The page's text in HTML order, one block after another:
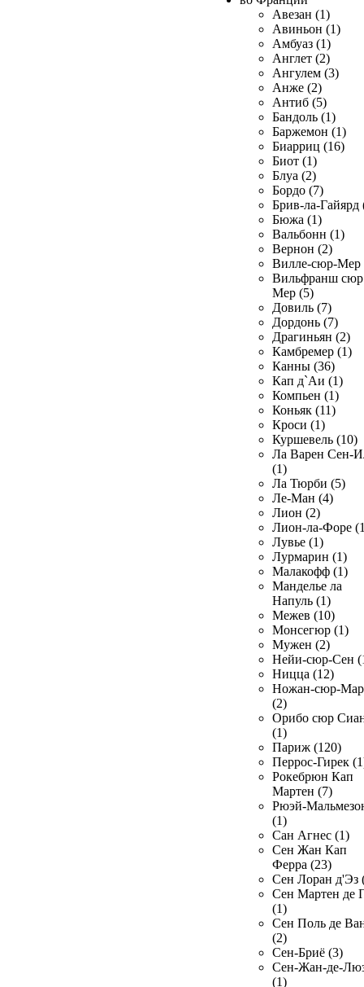
Авезан (1)
Авиньон (1)
Амбуаз (1)
Англет (2)
Ангулем (3)
Анже (2)
Антиб (5)
Бандоль (1)
Баржемон (1)
Биарриц (16)
Биот (1)
Блуа (2)
Бордо (7)
Брив-ла-Гайярд
Бюжа (1)
Вальбонн (1)
Вернон (2)
Вилле-сюр-Мер
Вильфранш сюр
Мер (5)
Довиль (7)
Дордонь (7)
Драгиньян (2)
Камбремер (1)
Канны (36)
Кап д`Аи (1)
Компьен (1)
Коньяк (11)
Кроси (1)
Куршевель (10)
Ла Варен Сен-
(1)
Ла Тюрби (5)
Ле-Ман (4)
Лион (2)
Лион-ла-Форе
Лувье (1)
Лурмарин (1)
Малакофф (1)
Манделье ла
Напуль (1)
Межев (10)
Монсегюр (1)
Мужен (2)
Нейи-сюр-Сен
Ницца (12)
Ножан-сюр-
(2)
Орибо сюр
(1)
Париж (120)
Перрос-Гирек
Рокебрюн Кап
Мартен (7)
Рюэй-
(1)
Сан Агнес (1)
Сен Жан Кап
Ферра (23)
Сен Лоран д'Эз
Сен Мартен де
(1)
Сен Поль де
(2)
Сен-Бриё (3)
Сен-Жан-де-
(1)